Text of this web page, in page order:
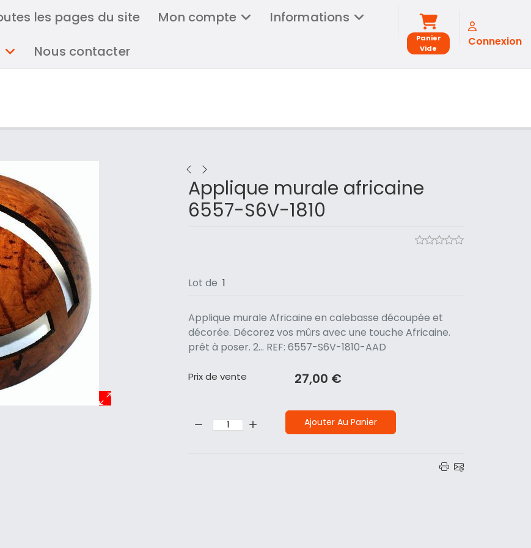
les pages du site Mon compte
Informations
Nous contacter
Panier
Vide
Connexion
Applique murale africaine
6557-S6V-1810
Lot de 1
Applique murale Africaine en calebasse découpée et
décorée. Décorez vos mûrs avec une touche Africaine.
prêt à poser. 2... REF: 6557-S6V-1810-AAD
Prix ​​de vente 27,00 €
Quantité: Ajouter Au Panier